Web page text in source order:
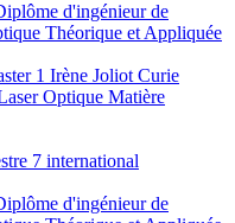
d'ingénieur de
Théorique et Appliquée
1 Irène Joliot Curie
Optique Matière
7 international
d'ingénieur de